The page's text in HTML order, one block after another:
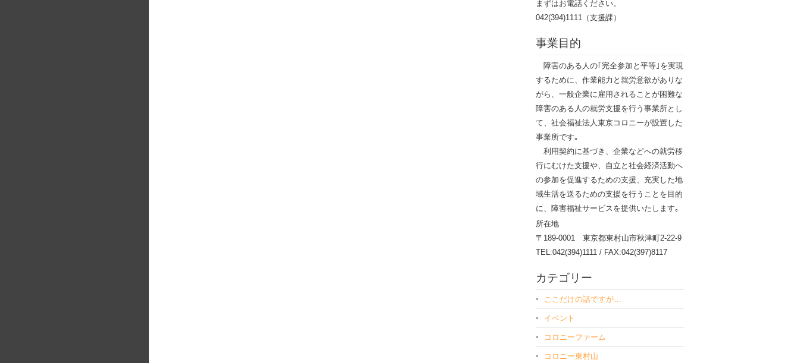
まずはお電話ください。
042(394)1111（支援課）
事業目的
障害のある人の｢完全参加と平等｣を実現
するために、作業能力と就労意欲がありな
がら、一般企業に雇用されることが困難な
障害のある人の就労支援を行う事業所とし
て、社会福祉法人東京コロニーが設置した
事業所です｡
利用契約に基づき、企業などへの就労移
行にむけた支援や、自立と社会経済活動へ
の参加を促進するための支援、充実した地
域生活を送るための支援を行うことを目的
に、障害福祉サービスを提供いたします｡
所在地
〒189-0001 東京都東村山市秋津町2-22-9
TEL:042(394)1111 / FAX:042(397)8117
カテゴリー
ここだけの話ですが…
イベント
コロニーファーム
コロニー東村山